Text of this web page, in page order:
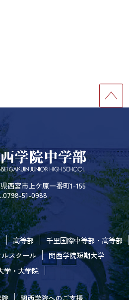
西宮市上ケ原一番町1-155
51-0988
高等部
千里国際中等部・高等部
スクール
関西学院短期大学
学・大学院
関西学院へのご支援